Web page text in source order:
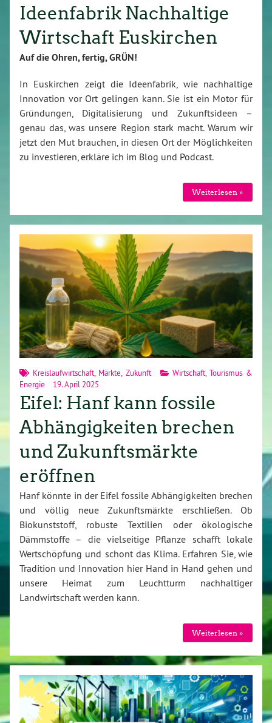
Ideenfabrik Nachhaltige
Wirtschaft Euskirchen
Auf die Ohren, fertig, GRÜN!
In Euskirchen zeigt die Ideenfabrik, wie nachhaltige
Innovation vor Ort gelingen kann. Sie ist ein Motor für
Gründungen, Digitalisierung und Zukunftsideen –
genau das, was unsere Region stark macht. Warum wir
jetzt den Mut brauchen, in diesen Ort der Möglichkeiten
zu investieren, erkläre ich im Blog und Podcast.
Weiterlesen »
Kreislaufwirtschaft, Märkte Zukunft
Wirtschaft, Tourismus &
Energie
19. April 2025
Eifel: Hanf kann fossile
Abhängigkeiten brechen
und Zukunftsmärkte
eröffnen
Hanf könnte in der Eifel fossile Abhängigkeiten brechen
und völlig neue Zukunftsmärkte erschließen. Ob
Biokunststoff, robuste Textilien oder ökologische
Dämmstoffe – die vielseitige Pflanze schafft lokale
Wertschöpfung und schont das Klima. Erfahren Sie, wie
Tradition und Innovation hier Hand in Hand gehen und
unsere Heimat zum Leuchtturm nachhaltiger
Landwirtschaft werden kann.
Weiterlesen »